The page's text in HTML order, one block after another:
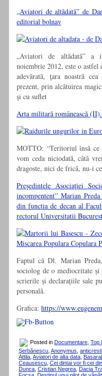
„Aviatori de altădată” de
editorial bolnav
„Aviatori de altădată” a
noiembrie 2012, este o
adevărată, ţara noastră
prezent, prin alcătuirea
şi cu suflet
Arta militară românească
MOTTO: “Teritoriul însă
vom ceda niciodată, câtă
dragoste, nici de frică, nu-i
Preşedintele Asociaţiei
incompentent” Marian
din functia de decan al
rectorul Universitatii
Faptul că Dl. Marian
sociolog de o mediocritate
scrierile și declarațiile sale
personală.
Grafica: https://
Posted in Documentare Top
Şerbănescu Anonymus
Attila Aviatori de alta data
Ceausescu Cei dintai vor fi cei
Dunca Cristian Negrea Dacia